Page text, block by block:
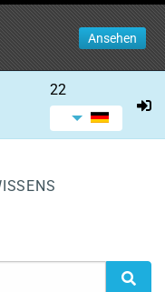
Ansehen
22